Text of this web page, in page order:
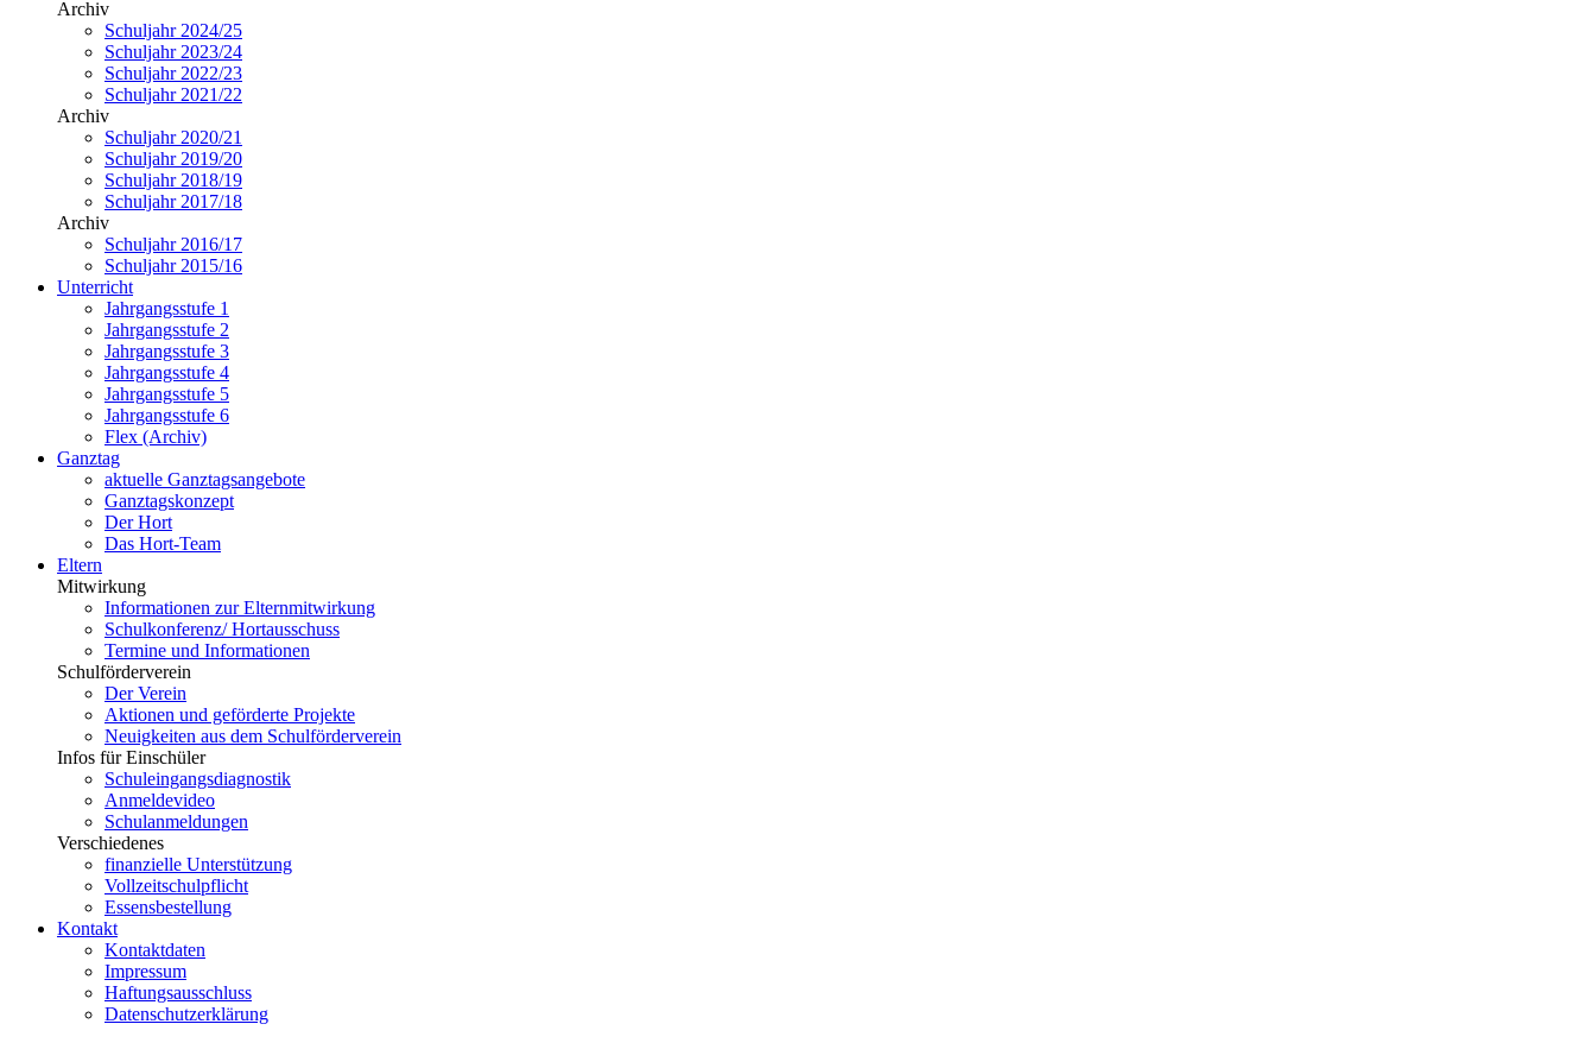
Archiv
Schuljahr 2024/25
Schuljahr 2023/24
Schuljahr 2022/23
Schuljahr 2021/22
Archiv
Schuljahr 2020/21
Schuljahr 2019/20
Schuljahr 2018/19
Schuljahr 2017/18
Archiv
Schuljahr 2016/17
Schuljahr 2015/16
Unterricht
Jahrgangsstufe 1
Jahrgangsstufe 2
Jahrgangsstufe 3
Jahrgangsstufe 4
Jahrgangsstufe 5
Jahrgangsstufe 6
Flex (Archiv)
Ganztag
aktuelle Ganztagsangebote
Ganztagskonzept
Der Hort
Das Hort-Team
Eltern
Mitwirkung
Informationen zur Elternmitwirkung
Schulkonferenz/ Hortausschuss
Termine und Informationen
Schulförderverein
Der Verein
Aktionen und geförderte Projekte
Neuigkeiten aus dem Schulförderverein
Infos für Einschüler
Schuleingangsdiagnostik
Anmeldevideo
Schulanmeldungen
Verschiedenes
finanzielle Unterstützung
Vollzeitschulpflicht
Essensbestellung
Kontakt
Kontaktdaten
Impressum
Haftungsausschluss
Datenschutzerklärung